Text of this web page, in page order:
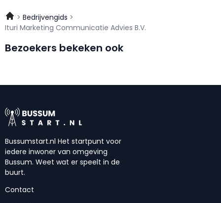
Bedrijvengids
Ituri Marketing Communicatie Advies B.V.
Bezoekers bekeken ook
Bussumstart.nl Het startpunt voor
iedere inwoner van omgeving
Bussum. Weet wat er speelt in de
buurt.
Contact